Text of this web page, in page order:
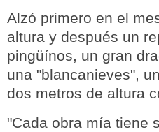
Alzó primero en el
altura y después un
pingüínos, un gran
una "blancanieves",
dos metros de altura
"Cada obra mía tiene